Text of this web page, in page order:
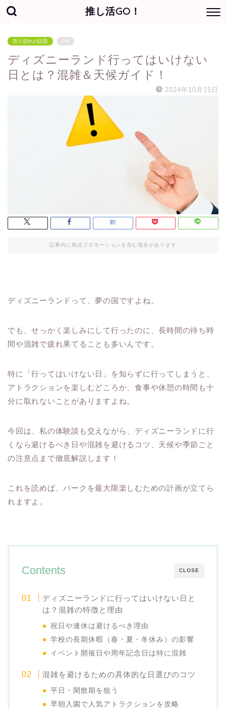
推し活GO！
売り切れの話題 PR
ディズニーランド行ってはいけない
日とは？混雑＆天候ガイド！
2024年10月15日
記事内に商品プロモーションを含む場合があります
ディズニーランドって、夢の国ですよね。
でも、せっかく楽しみにして行ったのに、長時間の待ち時
間や混雑で疲れ果てることも多いんです。
特に「行ってはいけない日」を知らずに行ってしまうと、
アトラクションを楽しむどころか、食事や休憩の時間も十
分に取れないことがありますよね。
今回は、私の体験談も交えながら、ディズニーランドに行
くなら避けるべき日や混雑を避けるコツ、天候や季節ごと
の注意点まで徹底解説します！
これを読めば、パークを最大限楽しむための計画が立てら
れますよ。
CLOSE
Contents
ディズニーランドに行ってはいけない日と
は？混雑の特徴と理由
祝日や連休は避けるべき理由
学校の長期休暇（春・夏・冬休み）の影響
イベント開催日や周年記念日は特に混雑
混雑を避けるための具体的な日選びのコツ
平日・閑散期を狙う
早朝入園で人気アトラクションを攻略